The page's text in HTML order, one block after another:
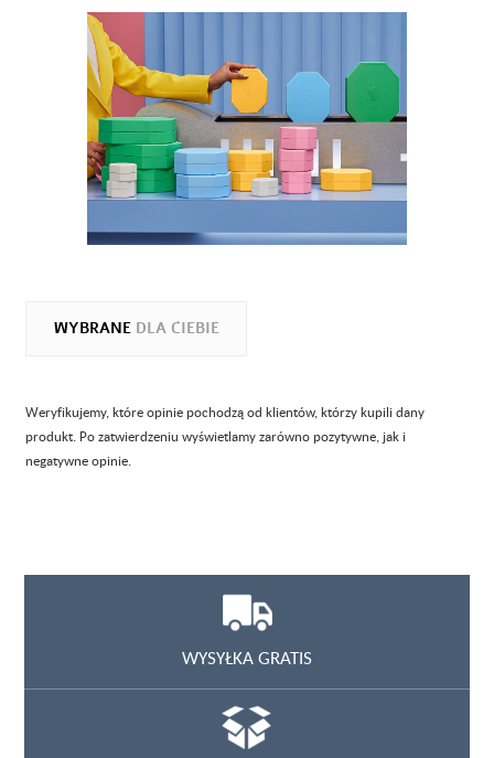
WYBRANEDLA CIEBIE
Weryfikujemy, które opinie pochodzą od klientów, którzy kupili dany
produkt. Po zatwierdzeniu wyświetlamy zarówno pozytywne, jak i
negatywne opinie.
WYSYŁKA GRATIS